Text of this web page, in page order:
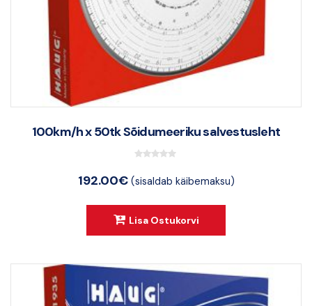
100km/h x 50tk Sõidumeeriku salvestusleht
o
o
192.00€ (sisaldab käibemaksu)
Lisa Ostukorvi